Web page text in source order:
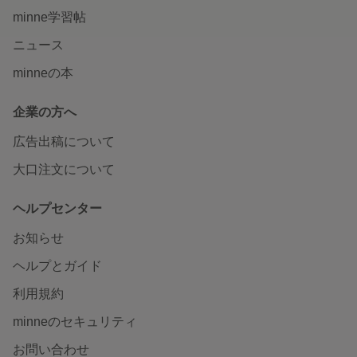
minne学習帖
ニュース
minneの本
企業の方へ
広告出稿について
大口注文について
ヘルプセンター
お知らせ
ヘルプとガイド
利用規約
minneのセキュリティ
お問い合わせ